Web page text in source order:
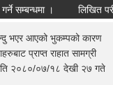
। लिखित परीक्षाको
भएर आएको भुकम्पको कारण
प्राप्त राहात सामग्री
२०८०/०७/१८ देखी २७ गते